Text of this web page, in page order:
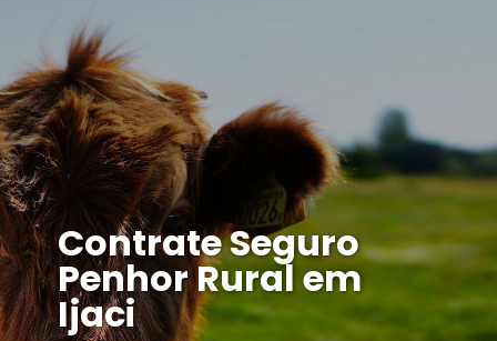
Contrate Seguro
Penhor Rural em
Ijaci